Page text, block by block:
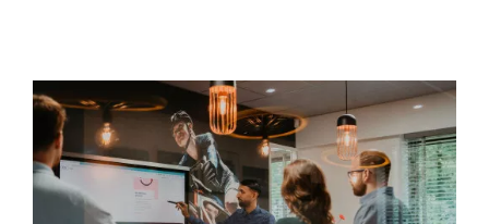
Shopify webshop ontwikkeling Goirle
Shopify webshops die verkopen!
Online verkopen blijven stijgen en ook (Shopify) webshops
ontwikkelen zich in een razend tempo. En dat zal de